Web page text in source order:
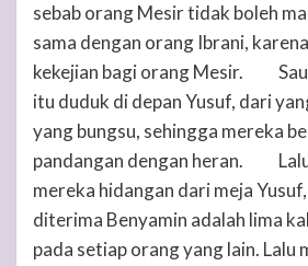
sebab orang Mesir tidak boleh
sama dengan orang Ibrani,
kekejian bagi orang Mesir.
itu duduk di depan Yusuf, dari
yang bungsu, sehingga mereka
pandangan dengan heran.
mereka hidangan dari meja
diterima Benyamin adalah lima
pada setiap orang yang lain. Lalu